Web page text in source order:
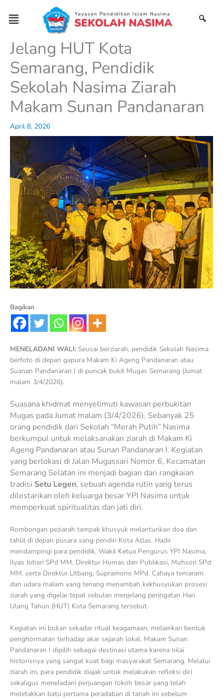
content
Menu
Jelang HUT Kota
Semarang, Pendidik
Sekolah Nasima Ziarah
Makam Sunan Pandanaran
April 8, 2026
Bagikan
MENELADANI WALI: Seusai berziarah, pendidik Sekolah Nasima
berfoto di depan gapura Makam Ki Ageng Pandanaran atau
Suanan Pandanaran I di puncak bukit Mugas Semarang (Jumat
malam 3/4/2026).
Suasana khidmat menyelimuti kawasan perbukitan
Mugas pada Jumat malam (3/4/2026). Sebanyak 25
orang pendidik dari Sekolah “Merah Putih” Nasima
berkumpul untuk melaksanakan ziarah di Makam Ki
Ageng Pandanaran atau Sunan Pandanaran I. Kegiatan
yang berlokasi di Jalan Mugassari Nomor 6, Kecamatan
Semarang Selatan ini menjadi bagian dari rangkaian
tradisi Setu Legen, sebuah agenda rutin yang terus
dilestarikan oleh keluarga besar YPI Nasima untuk
memperkuat spiritualitas dan jati diri.
Rombongan peziarah tampak khusyuk melantunkan doa dan
tahlil di depan pusara sang pendiri Kota Atlas. Hadir
mendampingi para pendidik, Wakil Ketua Pengurus YPI Nasima,
Ilyas Johari SPd MM, Direktur Humas dan Publikasi, Muhson SPd
MM, serta Direktur Litbang, Supramono MPd. Cahaya temaram
dan udara malam yang tenang menambah kekhusyukan prosesi
ziarah yang digelar tepat sebulan menjelang peringatan Hari
Ulang Tahun (HUT) Kota Semarang tersebut.
Kegiatan ini bukan sekadar ritual keagamaan, melainkan bentuk
penghormatan terhadap akar sejarah lokal. Makam Sunan
Pandanaran I dipilih sebagai destinasi utama karena nilai
historisnya yang sangat kuat bagi masyarakat Semarang. Melalui
ziarah ini, para pendidik diajak untuk melakukan refleksi diri
sekaligus meneladani perjuangan tokoh besar yang telah
meletakkan batu pertama peradaban di tanah ini sebelum